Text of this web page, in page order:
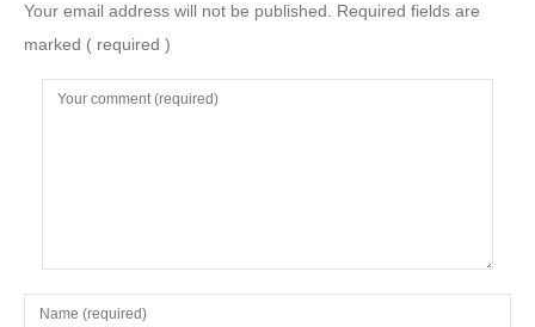
Your email address will not be published. Required fields are
marked ( required )